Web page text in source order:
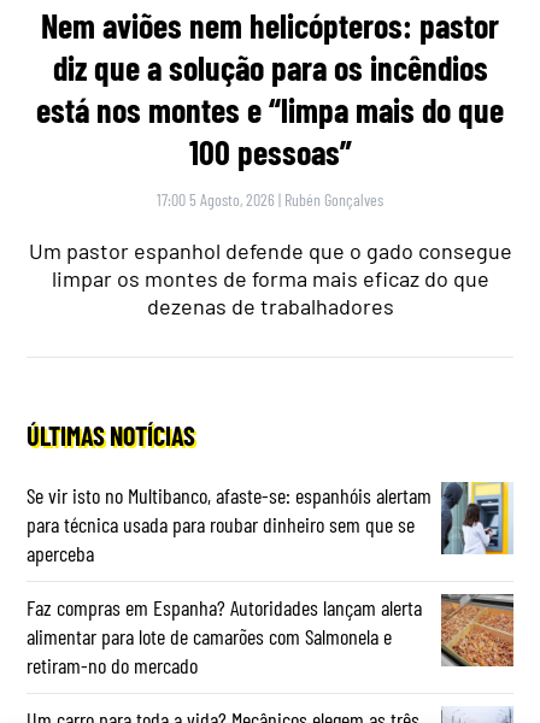
Nem aviões nem helicópteros: pastor
diz que a solução para os incêndios
está nos montes e “limpa mais do que
100 pessoas”
17:00 5 Agosto, 2026 | Rubén Gonçalves
Um pastor espanhol defende que o gado consegue
limpar os montes de forma mais eficaz do que
dezenas de trabalhadores
ÚLTIMAS NOTÍCIAS
Se vir isto no Multibanco, afaste-se: espanhóis alertam
para técnica usada para roubar dinheiro sem que se
aperceba
Faz compras em Espanha? Autoridades lançam alerta
alimentar para lote de camarões com Salmonela e
retiram-no do mercado